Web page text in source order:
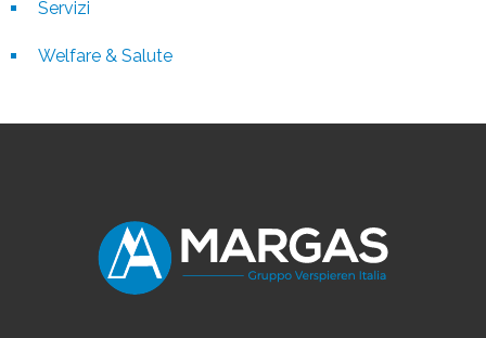
Servizi
Welfare & Salute